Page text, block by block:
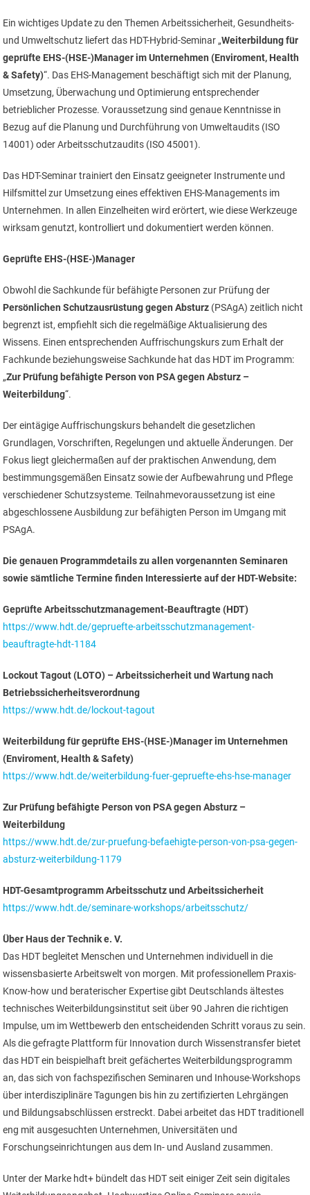
Ein wichtiges Update zu den Themen Arbeitssicherheit, Gesundheits-
und Umweltschutz liefert das HDT-Hybrid-Seminar „Weiterbildung für
geprüfte EHS-(HSE-)Manager im Unternehmen (Enviroment, Health
& Safety)“. Das EHS-Management beschäftigt sich mit der Planung,
Umsetzung, Überwachung und Optimierung entsprechender
betrieblicher Prozesse. Voraussetzung sind genaue Kenntnisse in
Bezug auf die Planung und Durchführung von Umweltaudits (ISO
14001) oder Arbeitsschutzaudits (ISO 45001).
Das HDT-Seminar trainiert den Einsatz geeigneter Instrumente und
Hilfsmittel zur Umsetzung eines effektiven EHS-Managements im
Unternehmen. In allen Einzelheiten wird erörtert, wie diese Werkzeuge
wirksam genutzt, kontrolliert und dokumentiert werden können.
Geprüfte EHS-(HSE-)Manager
Obwohl die Sachkunde für befähigte Personen zur Prüfung der
Persönlichen Schutzausrüstung gegen Absturz (PSAgA) zeitlich nicht
begrenzt ist, empfiehlt sich die regelmäßige Aktualisierung des
Wissens. Einen entsprechenden Auffrischungskurs zum Erhalt der
Fachkunde beziehungsweise Sachkunde hat das HDT im Programm:
„Zur Prüfung befähigte Person von PSA gegen Absturz –
Weiterbildung“.
Der eintägige Auffrischungskurs behandelt die gesetzlichen
Grundlagen, Vorschriften, Regelungen und aktuelle Änderungen. Der
Fokus liegt gleichermaßen auf der praktischen Anwendung, dem
bestimmungsgemäßen Einsatz sowie der Aufbewahrung und Pflege
verschiedener Schutzsysteme. Teilnahmevoraussetzung ist eine
abgeschlossene Ausbildung zur befähigten Person im Umgang mit
PSAgA.
Die genauen Programmdetails zu allen vorgenannten Seminaren
sowie sämtliche Termine finden Interessierte auf der HDT-Website:
Geprüfte Arbeitsschutzmanagement-Beauftragte (HDT)
https://www.hdt.de/gepruefte-arbeitsschutzmanagement-
beauftragte-hdt-1184
Lockout Tagout (LOTO) – Arbeitssicherheit und Wartung nach
Betriebssicherheitsverordnung
https://www.hdt.de/lockout-tagout
Weiterbildung für geprüfte EHS-(HSE-)Manager im Unternehmen
(Enviroment, Health & Safety)
https://www.hdt.de/weiterbildung-fuer-gepruefte-ehs-hse-manager
Zur Prüfung befähigte Person von PSA gegen Absturz –
Weiterbildung
https://www.hdt.de/zur-pruefung-befaehigte-person-von-psa-gegen-
absturz-weiterbildung-1179
HDT-Gesamtprogramm Arbeitsschutz und Arbeitssicherheit
https://www.hdt.de/seminare-workshops/arbeitsschutz/
Über Haus der Technik e. V.
Das HDT begleitet Menschen und Unternehmen individuell in die
wissensbasierte Arbeitswelt von morgen. Mit professionellem Praxis-
Know-how und beraterischer Expertise gibt Deutschlands ältestes
technisches Weiterbildungsinstitut seit über 90 Jahren die richtigen
Impulse, um im Wettbewerb den entscheidenden Schritt voraus zu sein.
Als die gefragte Plattform für Innovation durch Wissenstransfer bietet
das HDT ein beispielhaft breit gefächertes Weiterbildungsprogramm
an, das sich von fachspezifischen Seminaren und Inhouse-Workshops
über interdisziplinäre Tagungen bis hin zu zertifizierten Lehrgängen
und Bildungsabschlüssen erstreckt. Dabei arbeitet das HDT traditionell
eng mit ausgesuchten Unternehmen, Universitäten und
Forschungseinrichtungen aus dem In- und Ausland zusammen.
Unter der Marke hdt+ bündelt das HDT seit einiger Zeit sein digitales